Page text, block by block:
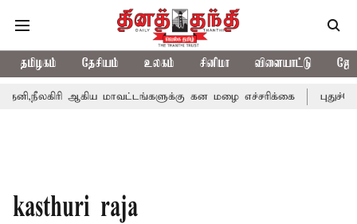
தமிழகம் தேசியம் உலகம் சினிமா விளையாட்டு
ஆகிய மாவட்டங்களுக்கு கன மழை எச்சரிக்கை
kasthuri raja